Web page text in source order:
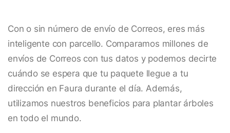
Con o sin número de envío de Correos, eres más
inteligente con parcello. Comparamos millones de
envíos de Correos con tus datos y podemos decirte
cuándo se espera que tu paquete llegue a tu
dirección en Faura durante el día. Además,
utilizamos nuestros beneficios para plantar árboles
en todo el mundo.